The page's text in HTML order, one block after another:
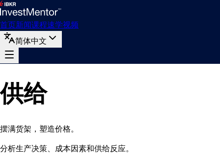
首页新闻课程速学视频
简体中文
供给
摆满货架，塑造价格。
分析生产决策、成本因素和供给反应。